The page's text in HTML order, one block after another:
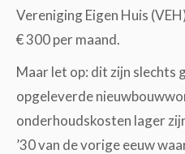
Vereniging Eigen Huis
€ 300 per maand.
Maar let op: dit zijn slechts
opgeleverde
onderhoudskosten lager
’30 van de vorige eeuw